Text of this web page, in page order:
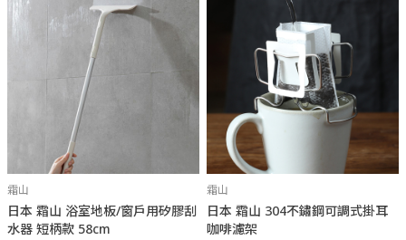
霜山
日本 霜山 浴室地板/窗戶用矽膠刮
水器 短柄款 58cm
霜山
日本 霜山 304不鏽鋼可調式掛耳
咖啡濾架